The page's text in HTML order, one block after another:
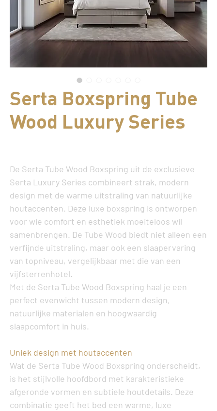
Serta Boxspring Tube
Wood Luxury Series
De Serta Tube Wood Boxspring uit de exclusieve
Serta Luxury Series combineert strak, modern
design met de warme uitstraling van natuurlijke
houtaccenten. Deze luxe boxspring is ontworpen
voor wie comfort en esthetiek moeiteloos wil
samenbrengen. De Tube Wood biedt niet alleen een
verfijnde uitstraling, maar ook een slaapervaring
van topniveau, vergelijkbaar met die van een
vijfsterrenhotel.
Met de Serta Tube Wood Boxspring haal je een
perfect evenwicht tussen modern design,
natuurlijke materialen en hoogwaardig
slaapcomfort in huis.
Uniek design met houtaccenten
Wat de Serta Tube Wood Boxspring onderscheidt,
is het stijlvolle hoofdbord met karakteristieke
afgeronde vormen en subtiele houtdetails. Deze
combinatie geeft het bed een warme, luxe